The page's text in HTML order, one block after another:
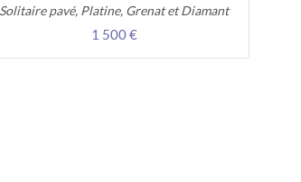
Solitaire pavé, Platine, Grenat et Diamant
1 500 €